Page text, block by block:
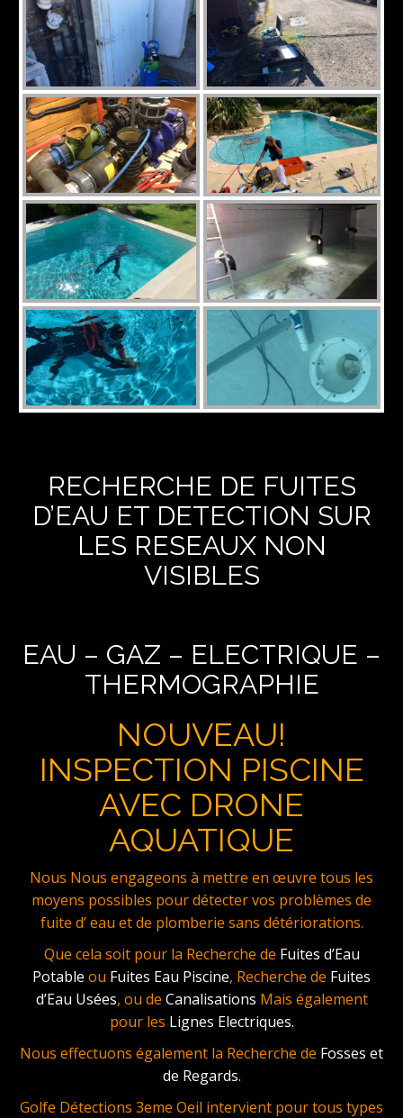
RECHERCHE DE FUITES
D’EAU ET DETECTION SUR
LES RESEAUX NON
VISIBLES
EAU – GAZ – ELECTRIQUE –
THERMOGRAPHIE
NOUVEAU!
INSPECTION PISCINE
AVEC DRONE
AQUATIQUE
Nous Nous engageons à mettre en œuvre tous les
moyens possibles pour détecter vos problèmes de
fuite d’ eau et de plomberie sans détériorations.
Que cela soit pour la Recherche de Fuites d’Eau
Potable ou Fuites Eau Piscine, Recherche de Fuites
d’Eau Usées, ou de Canalisations Mais également
pour les Lignes Electriques.
Nous effectuons également la Recherche de Fosses et
de Regards.
Golfe Détections 3eme Oeil intervient pour tous types